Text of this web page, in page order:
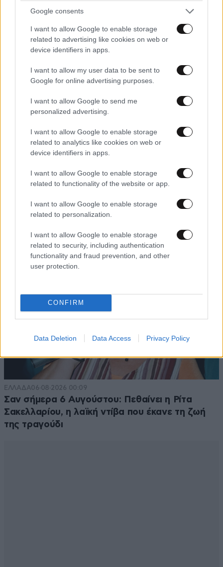
Google consents
I want to allow Google to enable storage
related to advertising like cookies on web or
device identifiers in apps.
I want to allow my user data to be sent to
Google for online advertising purposes.
I want to allow Google to send me
personalized advertising.
I want to allow Google to enable storage
related to analytics like cookies on web or
device identifiers in apps.
I want to allow Google to enable storage
related to functionality of the website or app.
I want to allow Google to enable storage
related to personalization.
I want to allow Google to enable storage
related to security, including authentication
functionality and fraud prevention, and other
user protection.
CONFIRM
Data Deletion Data Access Privacy Policy
ΠΡΟΣΘΕΣΤΕ ΤΟ ΣΧΟΛΙΟ ΣΑΣ
Xαρακτήρες: 0/1000
Διαβάστε και ακολουθήστε τους κανόνες σχολιασμού
ΠΡΟΣΘΗΚΗ
ΕΛΛΑΔΑ06·08·2026 00:09
Σαν σήμερα 6 Αυγούστου: Πεθαίνει η Ρίτα
Σακελλαρίου, η λαϊκή ντίβα που έκανε τη ζωή
της τραγούδι